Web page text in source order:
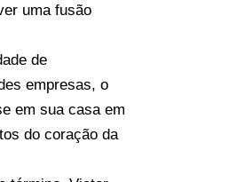
uma fusão
de
empresas, o
em sua casa em
do coração da